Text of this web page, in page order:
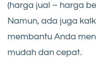
(harga jual – harga
Namun, ada juga
membantu Anda
mudah dan cepat.